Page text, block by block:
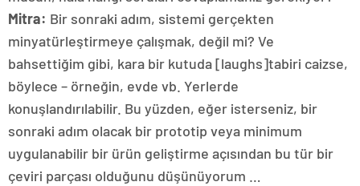
Mitra: Bir sonraki adım, sistemi gerçekten
minyatürleştirmeye çalışmak, değil mi? Ve
bahsettiğim gibi, kara bir kutuda [laughs]tabiri caizse,
böylece – örneğin, evde vb. Yerlerde
konuşlandırılabilir. Bu yüzden, eğer isterseniz, bir
sonraki adım olacak bir prototip veya minimum
uygulanabilir bir ürün geliştirme açısından bu tür bir
çeviri parçası olduğunu düşünüyorum …